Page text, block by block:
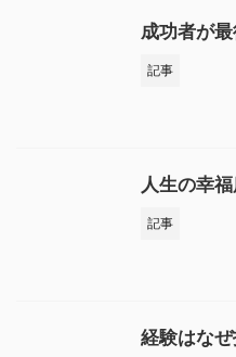
成功者が
記事
人生の幸
記事
経験はな